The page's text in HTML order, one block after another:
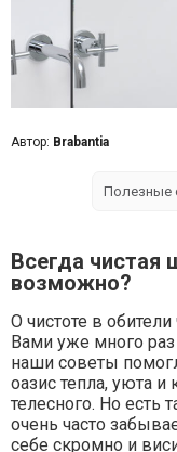
Всегда чистая
возможно?
О чистоте в
Вами уже много
наши советы
оазис тепла, уюта
телесного. Но есть
очень часто
себе скромно и
Автор: Brabantia
Полезные